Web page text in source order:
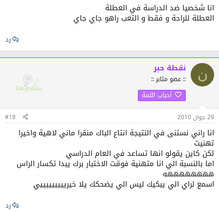
انا شخصيا ضد الدراسة في العطلة
العطلة للراحة و فقط و التعب راهو جاي جاي
رد
ن نقطة حبر
:: عضو مثابر ::
أحباب اللمة
29 جوان 2010 #18
انا راني نستنى في النتيجة انتاع الباك منقرا ماني لاهية واخيرا
تهنيت
لكن كاين يقولو انها تساعد في العام الدراسي
اما بالنسبة الي انا متهنية فوقت الاختبار برك يبدا تكسار الراس
ههههههههه
اسمع لراي الي يبكيك ليس الي يضحكك يلا خيريييييييييي
رد